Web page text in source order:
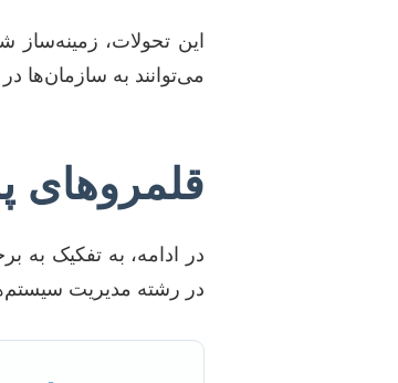
این تحولات،
می‌توانند به سازمان‌ها
قلمروهای
در ادامه، به تفکیک به
در رشته مدیریت